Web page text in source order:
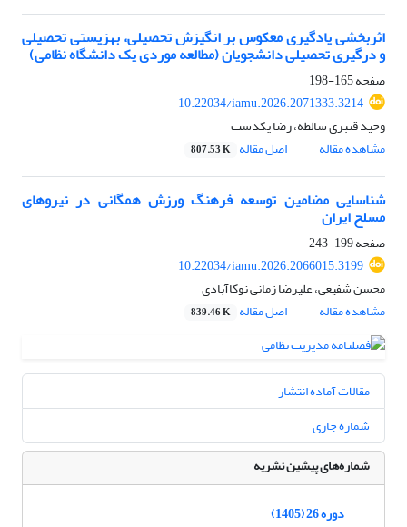
اثربخشی یادگیری معکوس بر انگیزش تحصیلی، بهزیستی تحصیلی
و درگیری تحصیلی دانشجویان (مطالعه موردی یک دانشگاه نظامی)
صفحه165-198
10.22034/iamu.2026.2071333.3214
وحید قنبری سالطه، رضا یکدست
مشاهده مقاله
اصل مقاله 807.53 K
شناسایی مضامین توسعه فرهنگ ورزش همگانی در نیروهای
مسلح ایران
صفحه199-243
10.22034/iamu.2026.2066015.3199
محسن شفیعی، علیرضا زمانی نوکاآبادی
مشاهده مقاله
اصل مقاله 839.46 K
مقالات آماده انتشار
شماره جاری
شماره‌های پیشین نشریه
دوره 26 (1405)